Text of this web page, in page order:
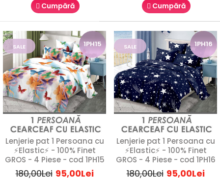
Lenjerie de pat 1 Persoana - 100% Finet GROS
- 4 Piese - cod 1P15
180,00Lei 89,00Lei
Cumpără Cumpără
1PH15
SALE
Lenjerie pat 1 Persoana cu
⚡Elastic⚡ - 100% Finet
GROS - 4 Piese - cod 1PH15
180,00Lei 95,00Lei
1PH16
SALE
Lenjerie pat 1 Persoana cu
⚡Elastic⚡ - 100% Finet
GROS - 4 Piese - cod 1PH16
180,00Lei 95,00Lei